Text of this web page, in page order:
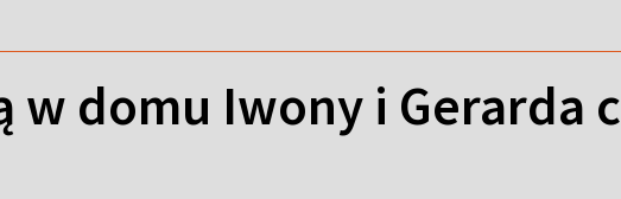
w domu Iwony i Gerarda